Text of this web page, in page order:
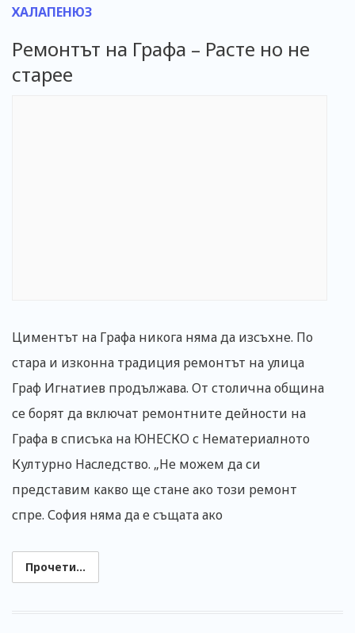
ХАЛАПЕНЮЗ
Ремонтът на Графа – Расте но не
старее
Циментът на Графа никога няма да изсъхне. По
стара и изконна традиция ремонтът на улица
Граф Игнатиев продължава. От столична община
се борят да включат ремонтните дейности на
Графа в списъка на ЮНЕСКО с Нематериалното
Културно Наследство. „Не можем да си
представим какво ще стане ако този ремонт
спре. София няма да е същата ако
Прочети...